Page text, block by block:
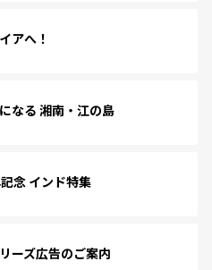
アへ！
なる 湘南・江の島
念 インド特集
ーズ広告のご案内